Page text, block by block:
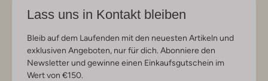
Lass uns in Kontakt bleiben
Bleib auf dem Laufenden mit den neuesten Artikeln und
exklusiven Angeboten, nur für dich. Abonniere den
Newsletter und gewinne einen Einkaufsgutschein im
Wert von €150.